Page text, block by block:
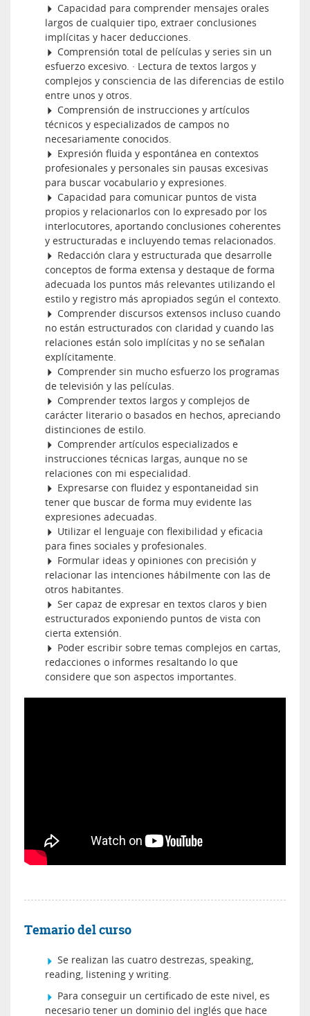
Capacidad para comprender mensajes orales
largos de cualquier tipo, extraer conclusiones
implícitas y hacer deducciones.
Comprensión total de películas y series sin un
esfuerzo excesivo. · Lectura de textos largos y
complejos y consciencia de las diferencias de estilo
entre unos y otros.
Comprensión de instrucciones y artículos
técnicos y especializados de campos no
necesariamente conocidos.
Expresión fluida y espontánea en contextos
profesionales y personales sin pausas excesivas
para buscar vocabulario y expresiones.
Capacidad para comunicar puntos de vista
propios y relacionarlos con lo expresado por los
interlocutores, aportando conclusiones coherentes
y estructuradas e incluyendo temas relacionados.
Redacción clara y estructurada que desarrolle
conceptos de forma extensa y destaque de forma
adecuada los puntos más relevantes utilizando el
estilo y registro más apropiados según el contexto.
Comprender discursos extensos incluso cuando
no están estructurados con claridad y cuando las
relaciones están solo implícitas y no se señalan
explícitamente.
Comprender sin mucho esfuerzo los programas
de televisión y las películas.
Comprender textos largos y complejos de
carácter literario o basados en hechos, apreciando
distinciones de estilo.
Comprender artículos especializados e
instrucciones técnicas largas, aunque no se
relaciones con mi especialidad.
Expresarse con fluidez y espontaneidad sin
tener que buscar de forma muy evidente las
expresiones adecuadas.
Utilizar el lenguaje con flexibilidad y eficacia
para fines sociales y profesionales.
Formular ideas y opiniones con precisión y
relacionar las intenciones hábilmente con las de
otros habitantes.
Ser capaz de expresar en textos claros y bien
estructurados exponiendo puntos de vista con
cierta extensión.
Poder escribir sobre temas complejos en cartas,
redacciones o informes resaltando lo que
considere que son aspectos importantes.
Temario del curso
Se realizan las cuatro destrezas, speaking,
reading, listening y writing.
Para conseguir un certificado de este nivel, es
necesario tener un dominio del inglés que hace